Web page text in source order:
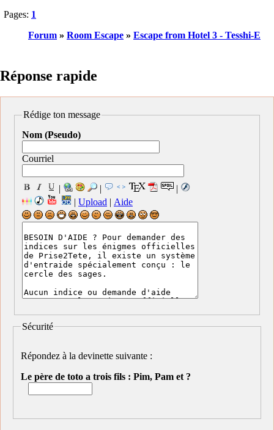
Pages: 1
Forum » Room Escape » Escape from Hotel 3 - Tesshi-E
Réponse rapide
Rédige ton message
Nom (Pseudo)
Courriel
| |
|
| Upload | Aide
Sécurité
Répondez à la devinette suivante :
Le père de toto a trois fils : Pim, Pam et ?